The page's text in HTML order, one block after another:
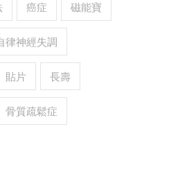
癌症 磁能寶
律神經失調
貼片 長壽
骨質疏鬆症